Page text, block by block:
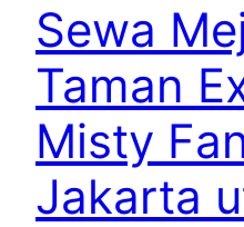
Sewa
Taman
Misty
Jakarta